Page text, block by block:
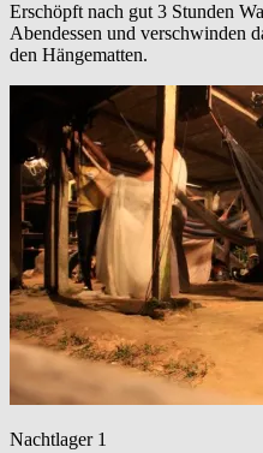
Erschöpft nach gut 3 Stunden
Abendessen und verschwinden
den Hängematten.
Nachtlager 1